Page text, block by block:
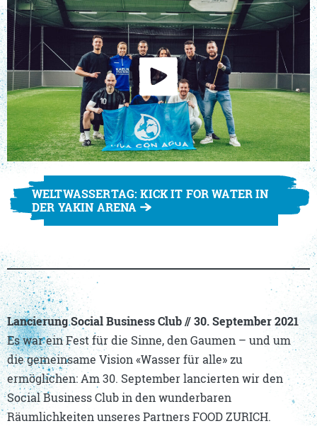
WELTWASSERTAG: KICK IT FOR WATER IN
DER YAKIN ARENA
Lancierung Social Business Club // 30. September 2021
Es war ein Fest für die Sinne, den Gaumen – und um
die gemeinsame Vision «Wasser für alle» zu
ermöglichen: Am 30. September lancierten wir den
Social Business Club in den wunderbaren
Räumlichkeiten unseres Partners FOOD ZURICH.